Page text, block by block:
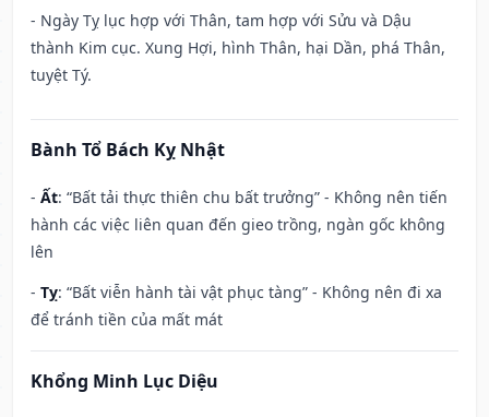
- Ngày Tỵ lục hợp với Thân, tam hợp với Sửu và Dậu
thành Kim cục. Xung Hợi, hình Thân, hại Dần, phá Thân,
tuyệt Tý.
Bành Tổ Bách Kỵ Nhật
- Ất: “Bất tải thực thiên chu bất trưởng” - Không nên tiến
hành các việc liên quan đến gieo trồng, ngàn gốc không
lên
- Tỵ: “Bất viễn hành tài vật phục tàng” - Không nên đi xa
để tránh tiền của mất mát
Khổng Minh Lục Diệu